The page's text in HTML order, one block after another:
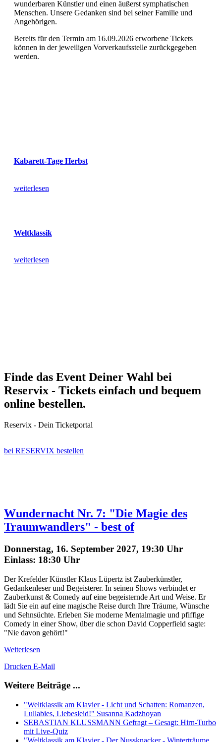
wunderbaren Künstler und einen äußerst symphatischen
Menschen. Unsere Gedanken sind bei seiner Familie und
Angehörigen.
Bereits für den Termin am 16.09.2026 erworbene Tickets
können in der jeweiligen Vorverkaufsstelle zurückgegeben
werden.
Kabarett-Tage Herbst
weiterlesen
Weltklassik
weiterlesen
Finde das Event Deiner Wahl bei
Reservix - Tickets einfach und bequem
online bestellen.
Reservix - Dein Ticketportal
bei RESERVIX bestellen
Wundernacht Nr. 7: "Die Magie des
Traumwandlers" - best of
Donnerstag, 16. September 2027, 19:30 Uhr
Einlass: 18:30 Uhr
Der Krefelder Künstler Klaus Lüpertz ist Zauberkünstler,
Gedankenleser und Begeisterer. In seinen Shows verbindet er
Zauberkunst & Comedy auf eine begeisternde Art und Weise. Er
lädt Sie ein auf eine magische Reise durch Ihre Träume, Wünsche
und Sehnsüchte. Erleben Sie moderne Mentalmagie und pfiffige
Comedy in einer Show, über die schon David Copperfield sagte:
"Nie davon gehört!"
Weiterlesen
Drucken E-Mail
Weitere Beiträge ...
"Weltklassik am Klavier - Licht und Schatten: Romanzen,
Lullabies, Liebesleid!" Susanna Kadzhoyan
SEBASTIAN KLUSSMANN Gefragt – Gesagt: Hirn-Turbo
mit Live-Quiz
"Weltklassik am Klavier - Der Nussknacker - Winterträume